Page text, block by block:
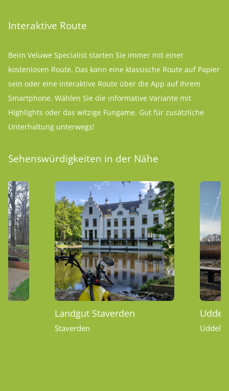
Interaktive Route
Beim Veluwe Specialist starten Sie immer mit einer
kostenlosen Route. Das kann eine klassische Route auf Papier
sein oder eine interaktive Route über die App auf Ihrem
Smartphone. Wählen Sie die informative Variante mit
Highlights oder das witzige Fungame. Gut für zusätzliche
Unterhaltung unterwegs!
Sehenswürdigkeiten in der Nähe
Landgut Staverden
Staverden Uddel